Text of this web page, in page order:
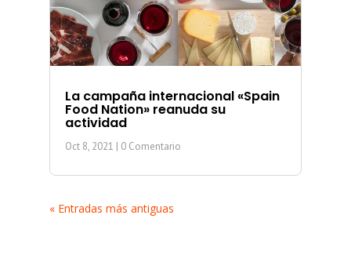
La campaña internacional «Spain
Food Nation» reanuda su
actividad
Oct 8, 2021 | 0 Comentario
« Entradas más antiguas